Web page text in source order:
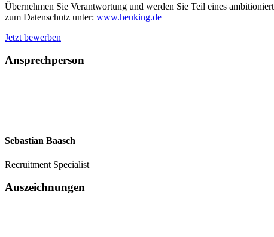
Übernehmen Sie Verantwortung und werden Sie Teil eines
zum Datenschutz unter: www.heuking.de
Jetzt bewerben
Ansprechperson
Sebastian Baasch
Recruitment Specialist
Auszeichnungen